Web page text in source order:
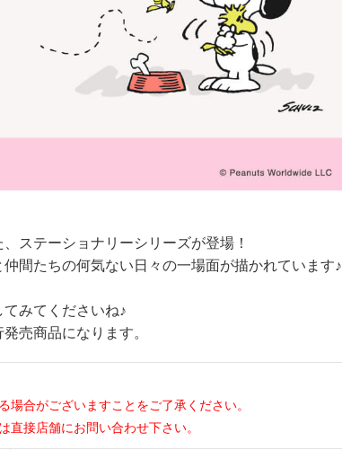
ステーショナリーシリーズが登場！
間たちの何気ない日々の一場面が描かれています♪
みてくださいね♪
売商品になります。
合がございますことをご了承ください。
接店舗にお問い合わせ下さい。